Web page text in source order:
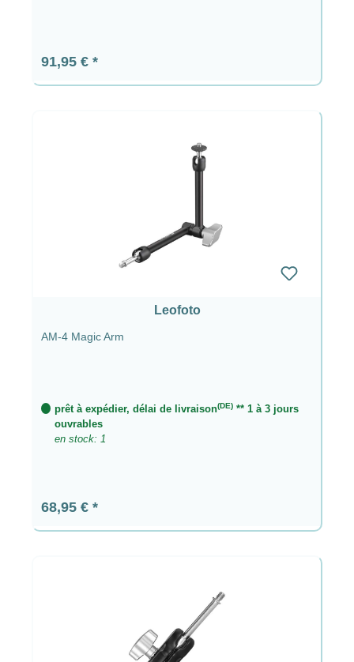
Prix régulier :
91,95 €
Leofoto
AM-4 Magic Arm
prêt à expédier, délai de livraison(DE) ** 1 à 3 jours
ouvrables
en stock: 1
Prix régulier :
68,95 €